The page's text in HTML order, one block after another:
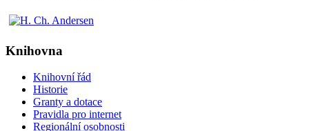
Knihovna
Knihovní řád
Historie
Granty a dotace
Pravidla pro internet
Regionální osobnosti